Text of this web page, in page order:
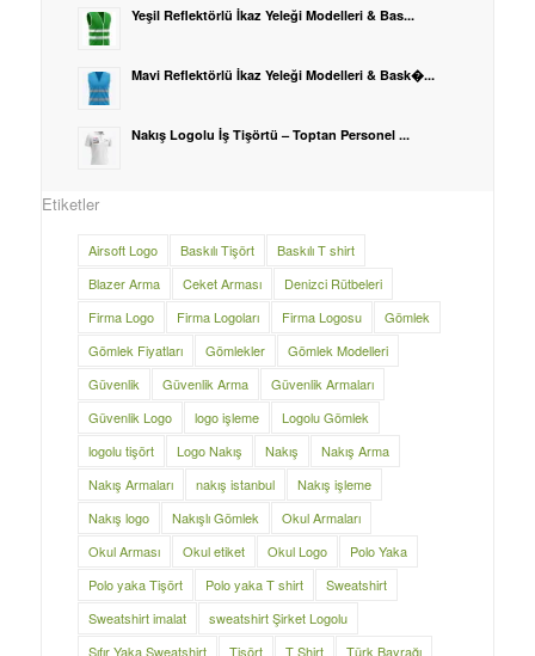
Yeşil Reflektörlü İkaz Yeleği Modelleri & Bas...
Mavi Reflektörlü İkaz Yeleği Modelleri & Bask�...
Nakış Logolu İş Tişörtü – Toptan Personel ...
Etiketler
Airsoft Logo Baskılı Tişört
Baskılı T shirt
Blazer Arma
Ceket Arması
Denizci Rütbeleri
Firma Logo
Firma Logoları Firma Logosu
Gömlek
Gömlek Fiyatları
Gömlekler
Gömlek Modelleri
Güvenlik
Güvenlik Arma
Güvenlik Armaları
Güvenlik Logo
logo işleme
Logolu Gömlek
logolu tişört
Logo Nakış Nakış
Nakış Arma
Nakış Armaları
nakış istanbul
Nakış işleme
Nakış logo
Nakışlı Gömlek
Okul Armaları
Okul Arması
Okul etiket Okul Logo
Polo Yaka
Polo yaka Tişört
Polo yaka T shirt
Sweatshirt
Sweatshirt imalat
sweatshirt Şirket Logolu
Sıfır Yaka Sweatshirt
Tişört T Shirt
Türk Bayrağı